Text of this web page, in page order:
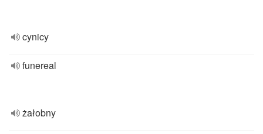
cynicy
funereal
żałobny